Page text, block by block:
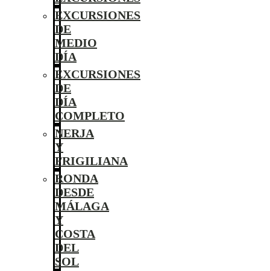
EXCURSIONES
DE
MEDIO
DÍA
EXCURSIONES
DE
DÍA
COMPLETO
NERJA
Y
FRIGILIANA
RONDA
DESDE
MÁLAGA
Y
COSTA
DEL
SOL